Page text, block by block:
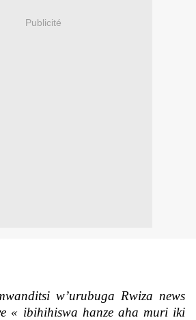
Publicité
w’urubuga Rwiza news
« ibihihiswa hanze aha muri iki